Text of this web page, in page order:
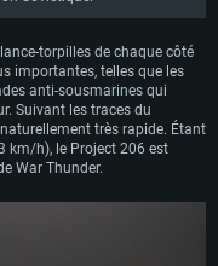
torpilles de chaque côté
importantes, telles que les
anti-sousmarines qui
Suivant les traces du
très rapide. Étant
km/h), le Project 206 est
War Thunder.